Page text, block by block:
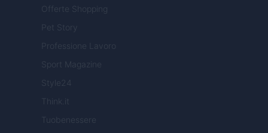
Offerte Shopping
Pet Story
Professione Lavoro
Sport Magazine
Style24
Think.it
Tuobenessere